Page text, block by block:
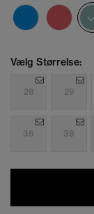
Vælg Størrelse:
28 29
36 38